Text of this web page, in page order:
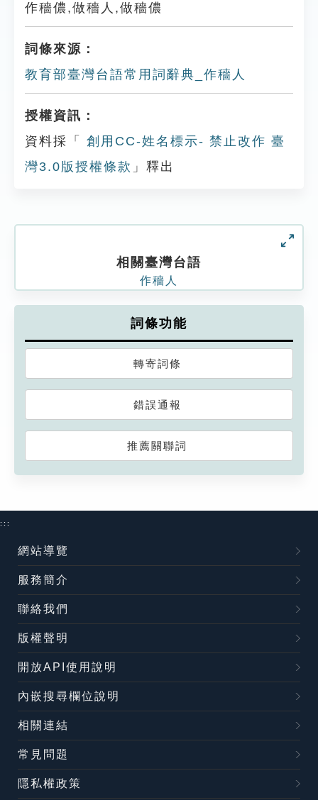
作穡儂,做穡人,做穡儂
詞條來源：
教育部臺灣台語常用詞辭典_作穡人
授權資訊：
資料採「
創用CC-姓名標示- 禁止改作 臺
灣3.0版授權條款 」釋出
相關臺灣台語
作穡人
詞條功能
轉寄詞條
錯誤通報
推薦關聯詞
:::
網站導覽
服務簡介
聯絡我們
版權聲明
開放API使用說明
內嵌搜尋欄位說明
相關連結
常見問題
隱私權政策